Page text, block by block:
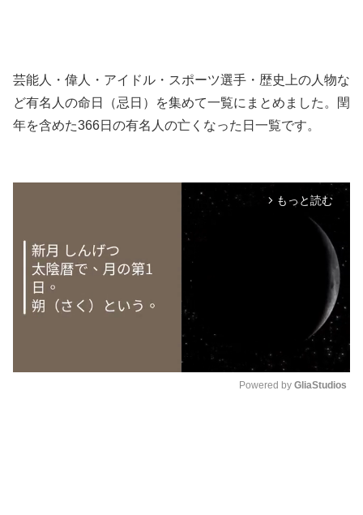
芸能人・偉人・アイドル・スポーツ選手・歴史上の人物な
ど有名人の命日（忌日）を集めて一覧にまとめました。閏
年を含めた366日の有名人の亡くなった日一覧です。
arrow_forward_ios もっと読む
Powered by GliaStudios